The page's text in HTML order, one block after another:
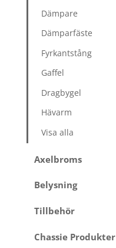
Dämpare
Dämparfäste
Fyrkantstång
Gaffel
Dragbygel
Hävarm
Visa alla
Axelbroms
Belysning
Tillbehör
Chassie Produkter